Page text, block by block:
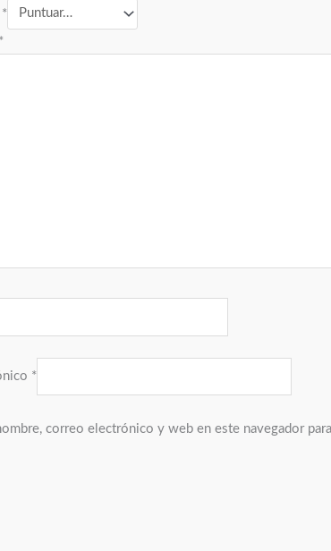
*
*
*
correo electrónico y web en este navegador